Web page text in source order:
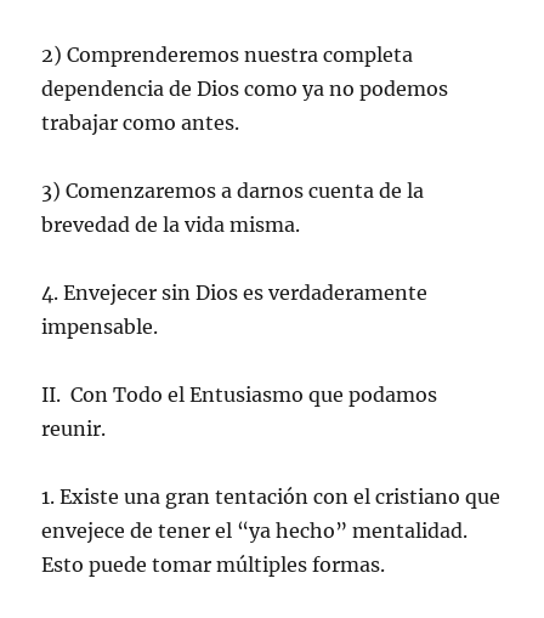
2) Comprenderemos nuestra completa
dependencia de Dios como ya no podemos
trabajar como antes.
3) Comenzaremos a darnos cuenta de la
brevedad de la vida misma.
4. Envejecer sin Dios es verdaderamente
impensable.
II. Con Todo el Entusiasmo que podamos
reunir.
1. Existe una gran tentación con el cristiano que
envejece de tener el “ya hecho” mentalidad.
Esto puede tomar múltiples formas.